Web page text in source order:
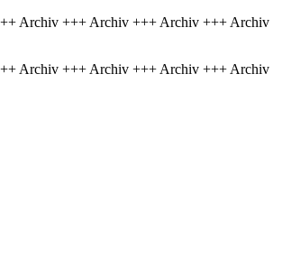
Archiv +++ Archiv +++ Archiv +++ Archiv
Archiv +++ Archiv +++ Archiv +++ Archiv